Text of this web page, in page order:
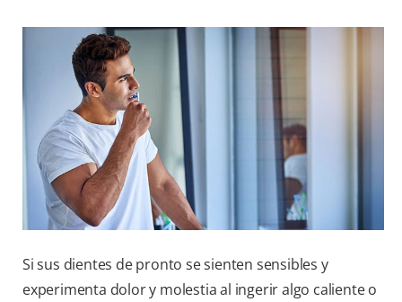
DÓNDE COMPRAR
Si sus dientes de pronto se sienten sensibles y
experimenta dolor y molestia al ingerir algo caliente o